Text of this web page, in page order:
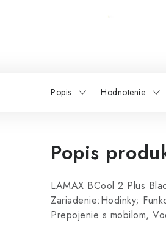
Popis Hodnotenie
Popis
LAMAX BCool 2 Plus
Zariadenie:Hodinky;
Prepojenie s mobilom,